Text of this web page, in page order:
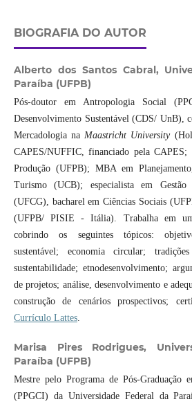
BIOGRAFIA DO AUTOR
Alberto dos Santos Cabral,
Paraíba (UFPB)
Pós-doutor em Antropologia Social
Desenvolvimento Sustentável (CDS/ UnB),
Mercadologia na Maastricht University
CAPES/NUFFIC, financiado pela CAPES;
Produção (UFPB); MBA em
Turismo (UCB); especialista em Gestão
(UFCG), bacharel em Ciências Sociais
(UFPB/ PISIE - Itália). Trabalha em
cobrindo os seguintes tópicos:
sustentável; economia circular;
sustentabilidade; etnodesenvolvimento;
de projetos; análise, desenvolvimento e
construção de cenários prospectivos;
Currículo Lattes.
Marisa Pires Rodrigues,
Paraíba (UFPB)
Mestre pelo Programa de Pós-Graduação
(PPGCI) da Universidade Federal da